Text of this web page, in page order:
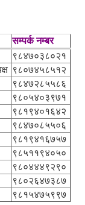
सम्पर्क नम्बर
९८४७०३८०२१
९८०७४५८५१२
९८४७२८५५८६
९८०५४०३९७१
९८१९४०१६४२
९८४७०८५५०६
९८१९४१६७५७
९८५११९४०५०
९८०४४४९२९०
९८०२६४७३८७
९८१५४७५९९७